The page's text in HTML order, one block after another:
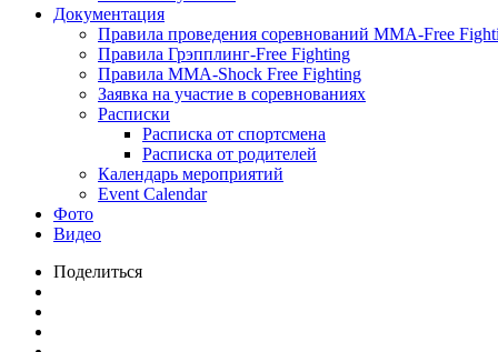
Документация
Правила проведения соревнований MMA-Free
Правила Грэпплинг-Free Fighting
Правила MMA-Shock Free Fighting
Заявка на участие в соревнованиях
Расписки
Расписка от спортсмена
Расписка от родителей
Календарь мероприятий
Event Calendar
Фото
Видео
Поделиться